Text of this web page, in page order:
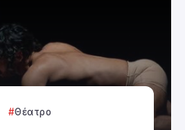
Θέατρο